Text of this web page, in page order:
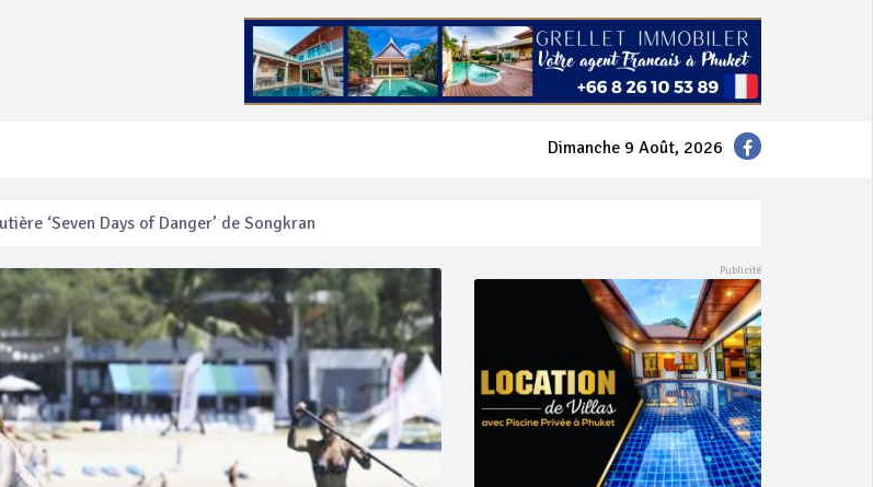
Dimanche 9 Août, 2026
en se faisant arracher son collier en or
pendant Songkran
bateaux vers Koh Phi Phi et des excursions en mer
‘Seven Days of Danger’ de Songkran